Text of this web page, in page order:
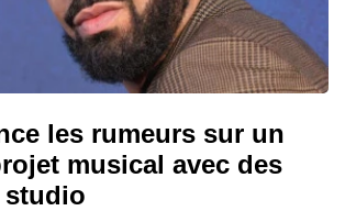
les rumeurs sur un
musical avec des
studio